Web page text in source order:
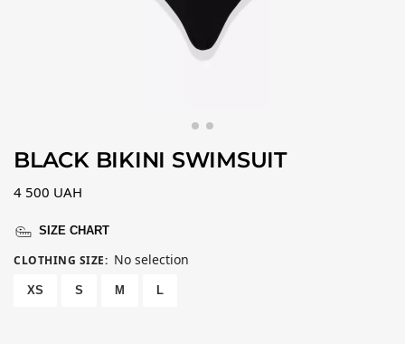
BLACK BIKINI SWIMSUIT
4 500 UAH
SIZE CHART
CLOTHING SIZE: No selection
XS S M L